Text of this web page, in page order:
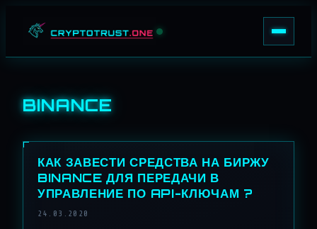
INSIGHTS
BINANCE
КАК ЗАВЕСТИ СРЕДСТВА НА БИРЖУ
BINANCE ДЛЯ ПЕРЕДАЧИ В
УПРАВЛЕНИЕ ПО API-КЛЮЧАМ ?
24.03.2020